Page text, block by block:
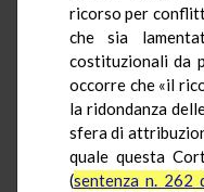
ricorso per
che sia
costituzionali da
occorre che «il
la ridondanza
sfera di
quale questa
(sentenza n. 262